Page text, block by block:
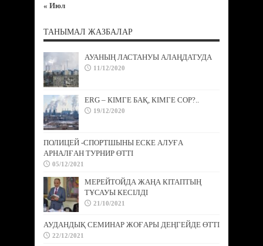
« Июл
ТАНЫМАЛ ЖАЗБАЛАР
АУАНЫҢ ЛАСТАНУЫ АЛАҢДАТУДА
11/12/2020
ERG – КІМГЕ БАҚ, КІМГЕ СОР?..
19/12/2020
ПОЛИЦЕЙ -СПОРТШЫНЫ ЕСКЕ АЛУҒА
АРНАЛҒАН ТУРНИР ӨТТІ
05/12/2021
МЕРЕЙТОЙДА ЖАҢА КІТАПТЫҢ
ТҰСАУЫ КЕСІЛДІ
21/10/2021
АУДАНДЫҚ СЕМИНАР ЖОҒАРЫ ДЕҢГЕЙДЕ ӨТТІ
22/12/2021